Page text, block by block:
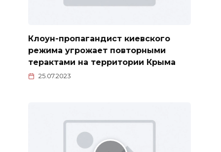
Клоун-пропагандист киевского
режима угрожает повторными
терактами на территории Крыма
25.07.2023